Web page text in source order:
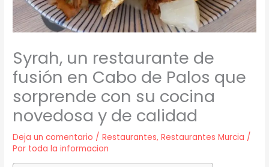
Syrah, un restaurante de
fusión en Cabo de Palos que
sorprende con su cocina
novedosa y de calidad
Deja un comentario /Restaurantes,Restaurantes Murcia /
Por toda la informacion